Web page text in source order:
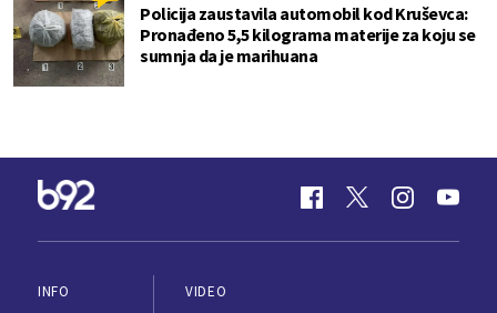
Policija zaustavila automobil kod Kruševca:
Pronađeno 5,5 kilograma materije za koju se
sumnja da je marihuana
INFO
VIDEO